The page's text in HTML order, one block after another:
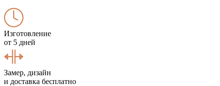
Изготовление
от 5 дней
Замер, дизайн
и доставка бесплатно